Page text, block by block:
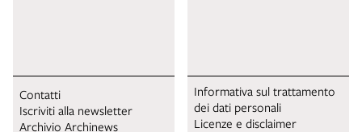
Contatti
Iscriviti alla newsletter
Archivio Archinews
Informativa sul trattamento
dei dati personali
Licenze e disclaimer